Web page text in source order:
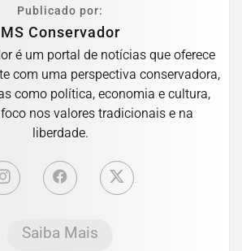
Publicado por:
MS Conservador
é um portal de notícias que oferece
com uma perspectiva conservadora,
como política, economia e cultura,
nos valores tradicionais e na
liberdade.
Saiba Mais